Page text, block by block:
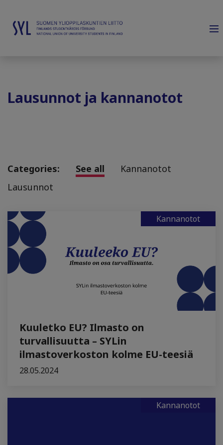
Lausunnot ja kannanotot
Categories: See all
Kannanotot
Lausunnot
Kannanotot
Kuuletko EU? Ilmasto on
turvallisuutta – SYLin
ilmastoverkoston kolme EU-teesiä
28.05.2024
Kannanotot